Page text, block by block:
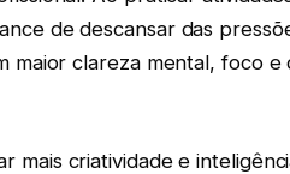
de descansar das
maior clareza mental, foco e
mais criatividade e